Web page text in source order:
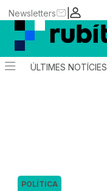
|
Newsletters
ÚLTIMES NOTÍCIES
POLÍTICA